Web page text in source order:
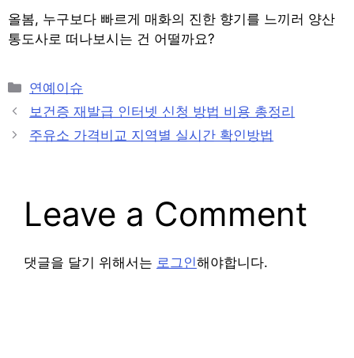
올봄, 누구보다 빠르게 매화의 진한 향기를 느끼러 양산
통도사로 떠나보시는 건 어떨까요?
Categories
연예이슈
Post
navigation
보건증 재발급 인터넷 신청 방법 비용 총정리
주유소 가격비교 지역별 실시간 확인방법
Leave a Comment
댓글을 달기 위해서는 로그인해야합니다.